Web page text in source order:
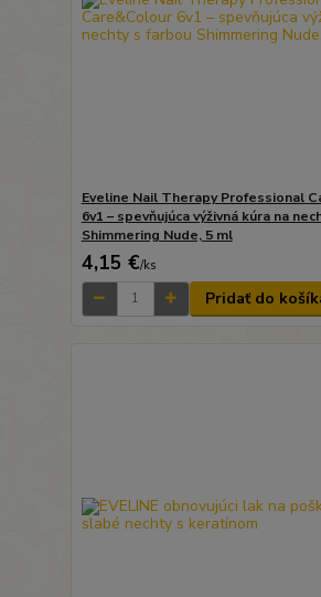
Eveline Nail Therapy Professional
6v1 – spevňujúca výživná kúra na
Shimmering Nude, 5 ml
4,15 €/ks
Pridať do